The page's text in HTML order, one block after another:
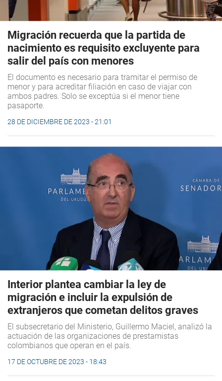
Migración recuerda que la partida de
nacimiento es requisito excluyente para
salir del país con menores
El documento es necesario para tramitar el permiso de
menor y para acreditar filiación en caso de viajar con
ambos padres. Solo se exceptúa si el menor tiene
pasaporte.
28 DE DICIEMBRE DE 2023 - 21:01
Interior plantea cambiar la ley de
migración e incluir la expulsión de
extranjeros que cometan delitos graves
El subsecretario del Ministerio, Guillermo Maciel, analizó la
actuación de las organizaciones de prestamistas
colombianos que operan en el país.
17 DE OCTUBRE DE 2023 - 18:43